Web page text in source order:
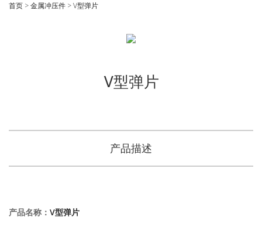
首页 >金属冲压件 >V型弹片
V型弹片
产品描述
产品名称： V型弹片